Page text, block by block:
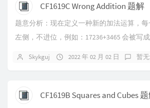
CF1619C Wrong Addition 题解
题意分析：现在定义一种新的加法运算，
左侧，不进位，例如：17236+3465 会被写
Skykguj 2022 年 02 月 02 日 暂
CF1619B Squares and Cubes